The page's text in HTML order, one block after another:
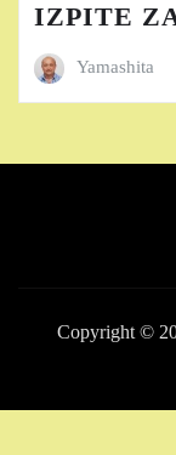
IZPITE
Yamashita
Copyright ©